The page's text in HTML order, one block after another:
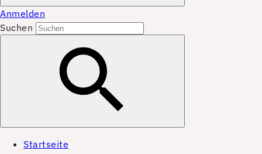
Anmelden
Suchen
Startseite